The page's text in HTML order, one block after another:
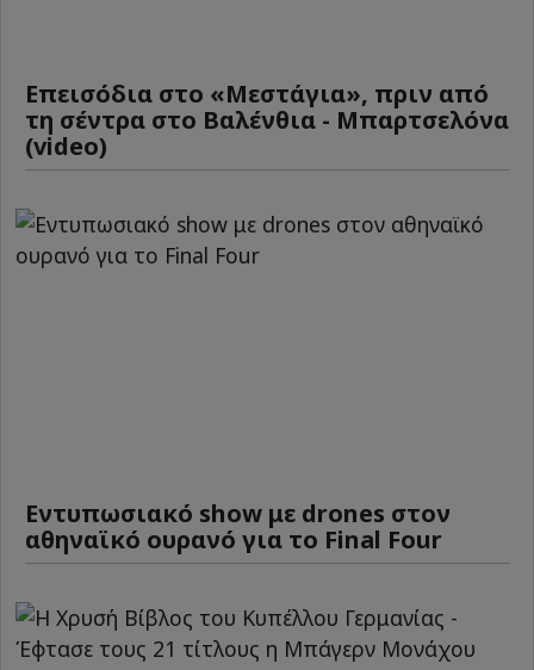
Επεισόδια στο «Μεστάγια», πριν από
τη σέντρα στο Βαλένθια - Μπαρτσελόνα
(video)
Εντυπωσιακό show με drones στον
αθηναϊκό ουρανό για το Final Four